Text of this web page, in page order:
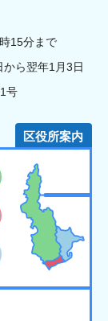
15分まで
ら翌年1月3日
号
区役所案内